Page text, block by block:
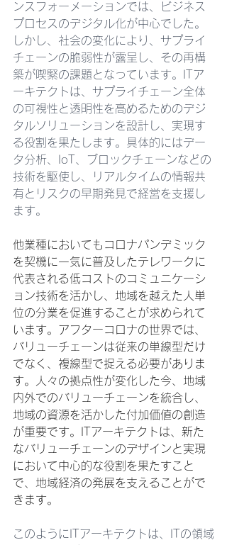
ンスフォーメーションでは、ビジネス
プロセスのデジタル化が中心でした。
しかし、社会の変化により、サプライ
チェーンの脆弱性が露呈し、その再構
築が喫緊の課題となっています。ITア
ーキテクトは、サプライチェーン全体
の可視性と透明性を高めるためのデジ
タルソリューションを設計し、実現す
る役割を果たします。具体的にはデー
タ分析、IoT、ブロックチェーンなどの
技術を駆使し、リアルタイムの情報共
有とリスクの早期発見で経営を支援し
ます。
他業種においてもコロナパンデミック
を契機に一気に普及したテレワークに
代表される低コストのコミュニケーシ
ョン技術を活かし、地域を越えた人単
位の分業を促進することが求められて
います。アフターコロナの世界では、
バリューチェーンは従来の単線型だけ
でなく、複線型で捉える必要がありま
す。人々の拠点性が変化した今、地域
内外でのバリューチェーンを統合し、
地域の資源を活かした付加価値の創造
が重要です。ITアーキテクトは、新た
なバリューチェーンのデザインと実現
において中心的な役割を果たすこと
で、地域経済の発展を支えることがで
きます。
このようにITアーキテクトは、ITの領域